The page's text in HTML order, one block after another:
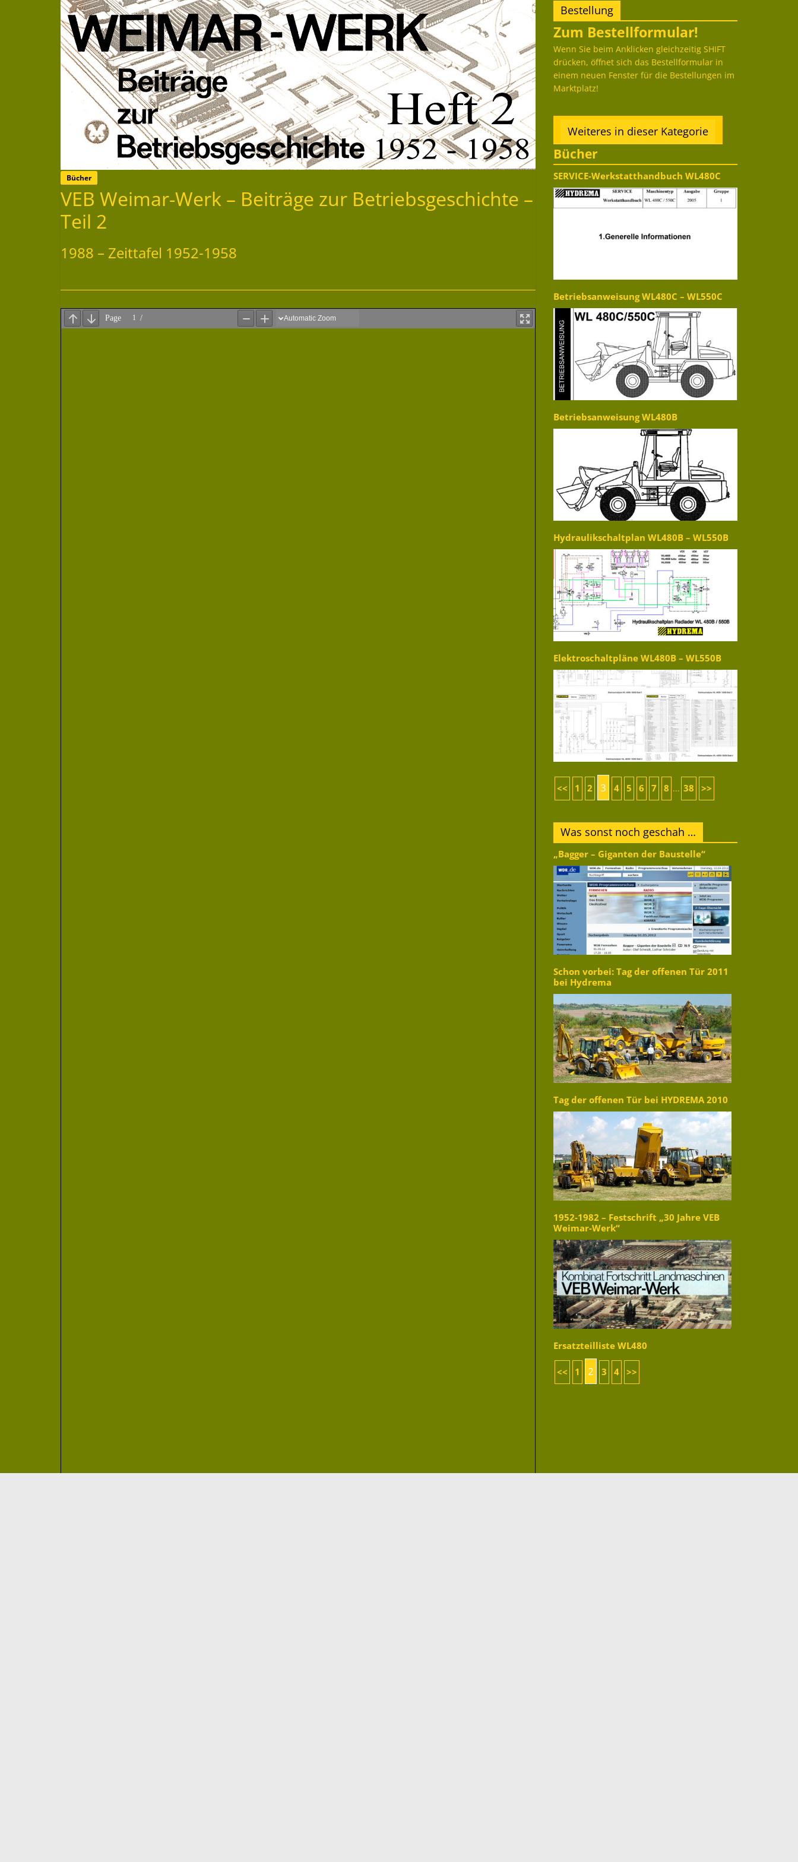
Bücher
VEB Weimar-Werk – Beiträge zur Betriebsgeschichte –
Teil 2
1988 – Zeittafel 1952-1958
Bestellung
Zum Bestellformular!
Wenn Sie beim Anklicken gleichzeitig SHIFT
drücken, öffnet sich das Bestellformular in
einem neuen Fenster für die Bestellungen im
Marktplatz!
Weiteres in dieser Kategorie
Bücher
SERVICE-Werkstatthandbuch WL480C
Betriebsanweisung WL480C – WL550C
Betriebsanweisung WL480B
Hydraulikschaltplan WL480B – WL550B
Elektroschaltpläne WL480B – WL550B
<< 1 2 3 4 5 6 7 8 ... 38 >>
Was sonst noch geschah …
„Bagger – Giganten der Baustelle“
Schon vorbei: Tag der offenen Tür 2011
bei Hydrema
Tag der offenen Tür bei HYDREMA 2010
1952-1982 – Festschrift „30 Jahre VEB
Weimar-Werk“
Ersatzteilliste WL480
<< 1 2 3 4 >>